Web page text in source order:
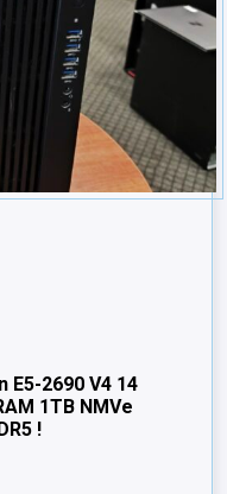
E5-2690 V4 14
1TB NMVe
!